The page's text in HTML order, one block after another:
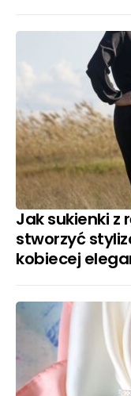
Jak sukienki
stworzyć
kobiecej